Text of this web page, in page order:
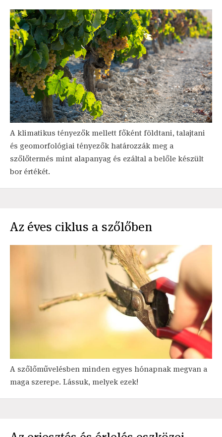
A klimatikus tényezők mellett főként földtani, talajtani
és geomorfológiai tényezők határozzák meg a
szőlőtermés mint alapanyag és ezáltal a belőle készült
bor értékét.
Az éves ciklus a szőlőben
A szőlőművelésben minden egyes hónapnak megvan a
maga szerepe. Lássuk, melyek ezek!